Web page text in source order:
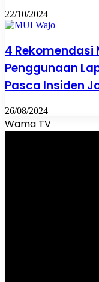
22/10/2024
4 Rekomendasi
Penggunaan
Pasca Insiden
26/08/2024
Wama TV